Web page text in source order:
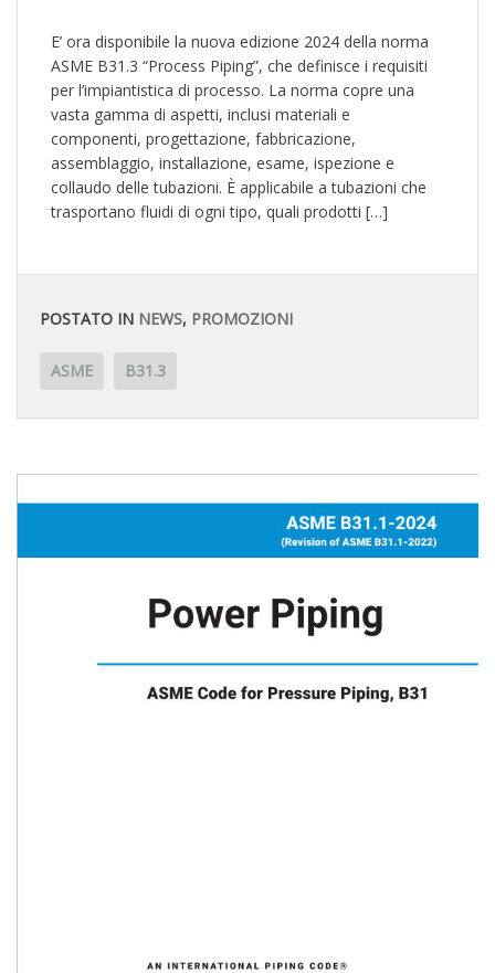
E’ ora disponibile la nuova edizione 2024 della norma
ASME B31.3 “Process Piping”, che definisce i requisiti
per l’impiantistica di processo. La norma copre una
vasta gamma di aspetti, inclusi materiali e
componenti, progettazione, fabbricazione,
assemblaggio, installazione, esame, ispezione e
collaudo delle tubazioni. È applicabile a tubazioni che
trasportano fluidi di ogni tipo, quali prodotti […]
POSTATO IN NEWS, PROMOZIONI
ASME B31.3